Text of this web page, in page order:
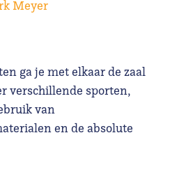
ga je met elkaar de zaal
verschillende sporten,
van
en de absolute
Meyer